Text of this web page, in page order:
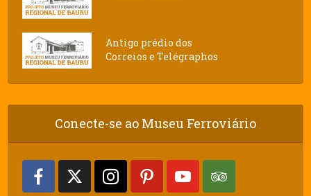
Antigo prédio dos
Correios e Telégraphos
Conecte-se ao Museu Ferroviário